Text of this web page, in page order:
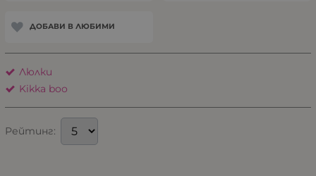
ДОБАВИ В ЛЮБИМИ
Люлки
Kikka boo
Рейтинг: